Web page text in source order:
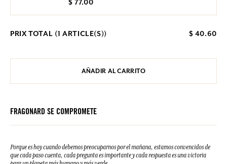
$ 77.00
PRIX TOTAL (1 ARTICLE(S)) $ 40.60
AÑADIR AL CARRITO
FRAGONARD SE COMPROMETE
Porque es hoy cuando debemos preocuparnos por el mañana, estamos convencidos de
que cada paso cuenta, cada pregunta es importante y cada respuesta es una victoria